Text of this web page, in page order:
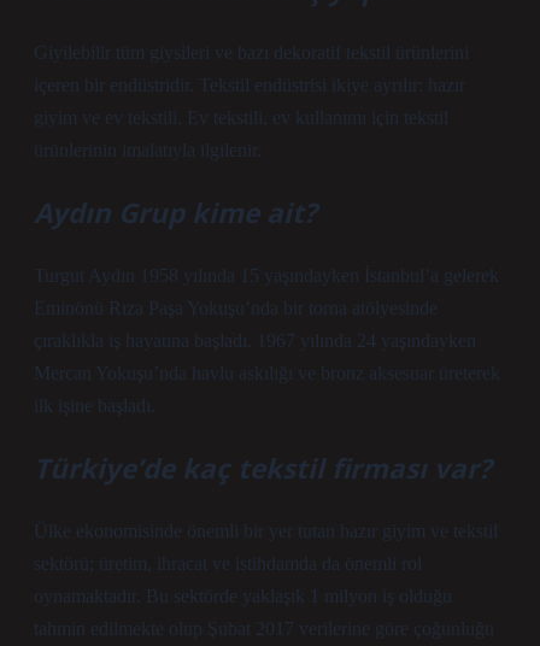
Giyilebilir tüm giysileri ve bazı dekoratif tekstil ürünlerini
içeren bir endüstridir. Tekstil endüstrisi ikiye ayrılır: hazır
giyim ve ev tekstili. Ev tekstili, ev kullanımı için tekstil
ürünlerinin imalatıyla ilgilenir.
Aydın Grup kime ait?
Turgut Aydın 1958 yılında 15 yaşındayken İstanbul’a gelerek
Eminönü Rıza Paşa Yokuşu’nda bir torna atölyesinde
çıraklıkla iş hayatına başladı. 1967 yılında 24 yaşındayken
Mercan Yokuşu’nda havlu askılığı ve bronz aksesuar üreterek
ilk işine başladı.
Türkiye’de kaç tekstil firması var?
Ülke ekonomisinde önemli bir yer tutan hazır giyim ve tekstil
sektörü; üretim, ihracat ve istihdamda da önemli rol
oynamaktadır. Bu sektörde yaklaşık 1 milyon iş olduğu
tahmin edilmekte olup Şubat 2017 verilerine göre çoğunluğu